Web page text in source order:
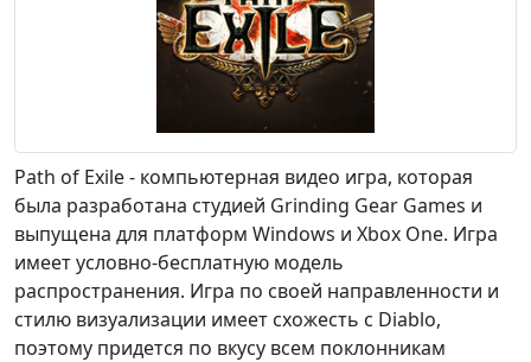
Path of Exile - компьютерная видео игра, которая
была разработана студией Grinding Gear Games и
выпущена для платформ Windows и Xbox One. Игра
имеет условно-бесплатную модель
распространения. Игра по своей направленности и
стилю визуализации имеет схожесть с Diablo,
поэтому придется по вкусу всем поклонникам